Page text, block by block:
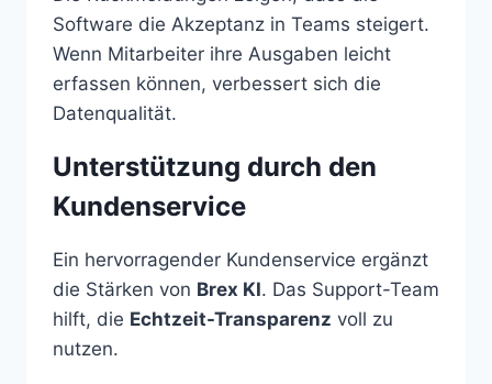
Software die Akzeptanz in Teams steigert.
Wenn Mitarbeiter ihre Ausgaben leicht
erfassen können, verbessert sich die
Datenqualität.
Unterstützung durch den
Kundenservice
Ein hervorragender Kundenservice ergänzt
die Stärken von Brex KI. Das Support-Team
hilft, die Echtzeit-Transparenz voll zu
nutzen.